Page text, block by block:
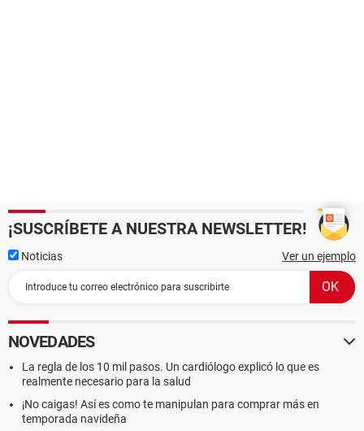
¡SUSCRÍBETE A NUESTRA NEWSLETTER!
Noticias Ver un ejemplo
NOVEDADES
La regla de los 10 mil pasos. Un cardiólogo explicó lo que es
realmente necesario para la salud
¡No caigas! Así es como te manipulan para comprar más en
temporada navideña